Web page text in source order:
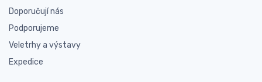
Doporučují nás
Podporujeme
Veletrhy a výstavy
Expedice